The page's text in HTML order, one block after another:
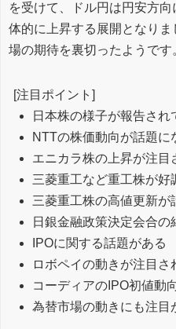
を受けて、ドル円は円安方
体的に上昇する展開となり
場の期待を裏切ったようです
[注目ポイント]
日本株の様子が報告され
NTTの株価動向が話題に
エニカラ株の上昇が注目
三菱重工など重工株が好
三菱重工株の高値更新が
日銀金融政策決定会合の
IPOに関する話題がある
ロボペイの動きが注目さ
コーディアのIPO初値動
為替市場の動きにも注目